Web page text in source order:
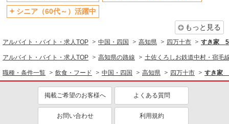
シニア（60代～）活躍中
もっと見る
アルバイト・バイト・求人TOP 中国・四国 高知県 四万十市 すき家
アルバイト・バイト・求人TOP 高知県の路線 土佐くろしお鉄道中村・宿毛
職種・条件一覧 飲食・フード 中国・四国 高知県 四万十市 すき家
掲載ご希望のお客様へ よくある質問
お問い合わせ 利用規約